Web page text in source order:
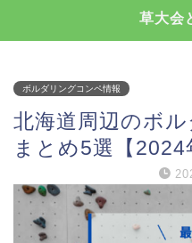
草大会
ボルダリングコンペ情報
北海道周辺のボ
まとめ5選【2024